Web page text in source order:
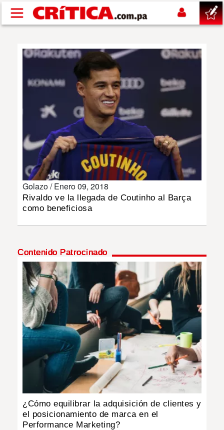
Pasar al contenido principal
DEPORTES
MULTIMEDIA
IMPRESO
Golazo /Enero 09, 2018
Rivaldo ve la llegada de Coutinho al Barça
como beneficiosa
Contenido Patrocinado
¿Cómo equilibrar la adquisición de clientes y
el posicionamiento de marca en el
Performance Marketing?